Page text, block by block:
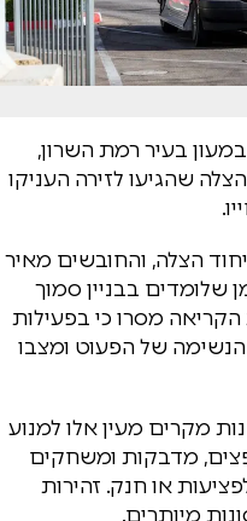
בעיר רמת השרון,
שהגיעו לזירה העניקו
הצלה, והחובשים מאיר
שלומדים בבניין סמוך
מסרו כי בפעילות
של הפעוט ומצבו
מקרים מעין אלו למנוע
מדבקות ומשחקים
או חנק. זהירות
מיותרים.